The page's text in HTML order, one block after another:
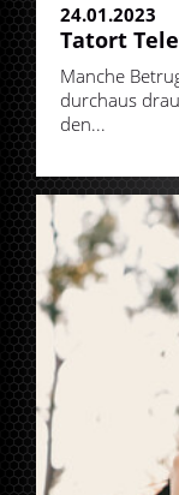
24.01.2023
Tatort
Manche
durchaus
den...